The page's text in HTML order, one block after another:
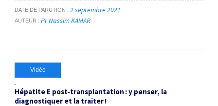
DATE DE PARUTION 2 septembre 2021
AUTEUR Pr Nassim KAMAR
Vidéo
Hépatite E post-transplantation : y penser, la
diagnostiquer et la traiter !